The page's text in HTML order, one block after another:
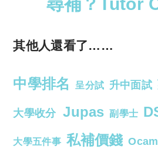
其他人還看了……
中學排名 呈分試 升中面試
大學收分 Jupas 副學士
大學五件事 私補價錢